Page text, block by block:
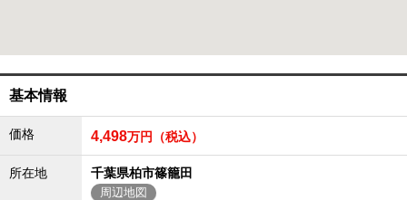
基本情報
価格 4,498万円（税込）
所在地 千葉県柏市篠籠田
周辺地図
成田･銚子方面エリアの中古一戸建
四街道･佐倉･八千代方面エリア
四街道･佐倉･八千代方面エリアの新築一戸建
四街道･佐倉･八千代方面エリアの中古一戸建
四街道･佐倉･八千代方面エリアのマンション
四街道･佐倉･八千代方面エリアの土地